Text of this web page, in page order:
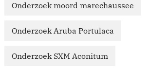
Onderzoek moord marechaussee
Onderzoek Aruba Portulaca
Onderzoek SXM Aconitum